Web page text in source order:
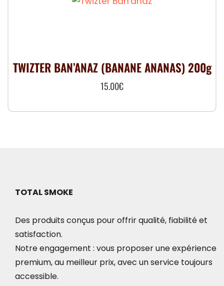
TWIZTER BAN’ANAZ (BANANE ANANAS) 200g
15.00€
TOTAL SMOKE
Des produits conçus pour offrir qualité, fiabilité et
satisfaction.
Notre engagement : vous proposer une expérience
premium, au meilleur prix, avec un service toujours
accessible.